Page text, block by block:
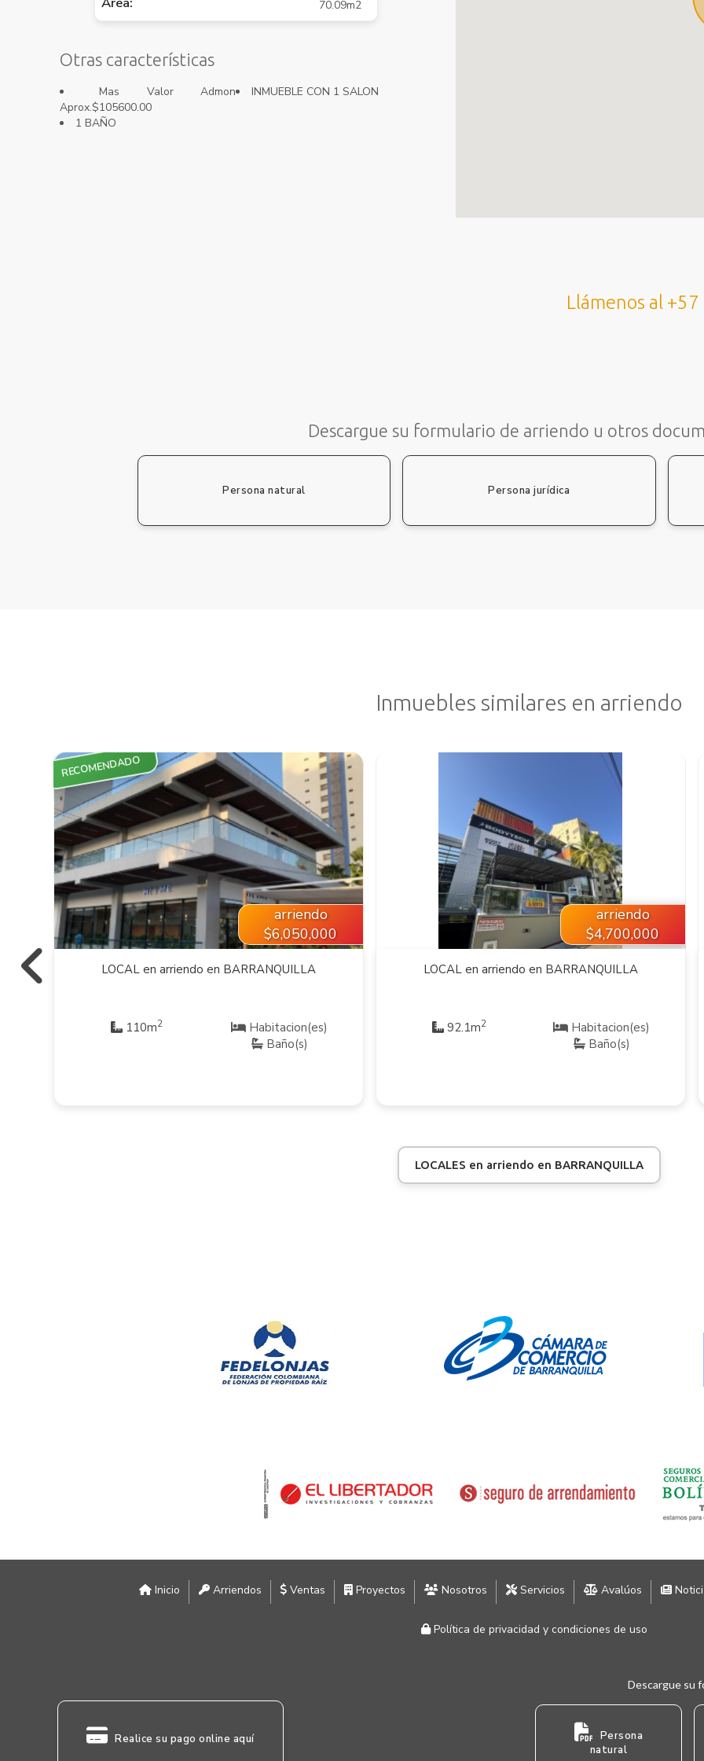
70.09m2
Otras características
Mas Valor Admon
Aprox.$105600.00
INMUEBLE CON 1 SALON
1 BAÑO
Llámenos al
Descargue su formulario de arriendo u otros
Persona natural Persona jurídica
Inmuebles similares en arriendo
VER INMUEBLE
RECOMENDADO
arriendo
$6,050,000
LOCAL en arriendo en BARRANQUILLA
110m2
Habitacion(es)
Baño(s)
VER INMUEBLE
arriendo
$4,700,000
LOCAL en arriendo en BARRANQUILLA
92.1m2
Habitacion(es)
Baño(s)
LOCALES en arriendo en BARRANQUILLA
Inicio Arriendos Ventas Proyectos Nosotros Servicios Avalúos
Política de privacidad y condiciones de uso
Realice su pago online aquí
Descargue su
Persona
natural